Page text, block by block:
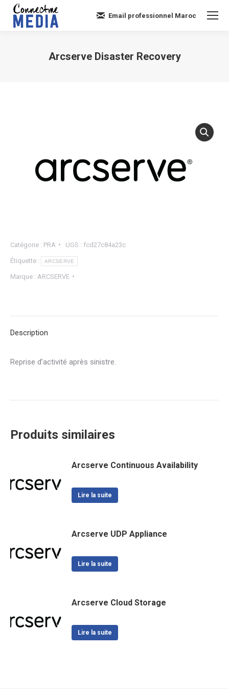
Email professionnel Maroc
Arcserve Disaster Recovery
Catégorie : PRA UGS : fcd27c84a23c
Étiquette : ARCSERVE
Marque : ARCSERVE
Description
Reprise d’activité après sinistre.
Produits similaires
Arcserve Continuous Availability
Lire la suite
Arcserve UDP Appliance
Lire la suite
Arcserve Cloud Storage
Lire la suite